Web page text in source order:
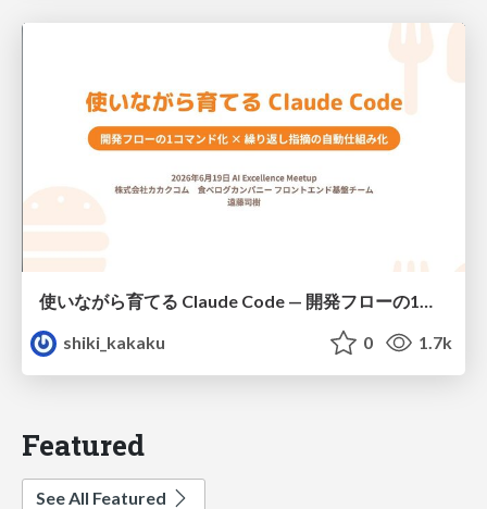
使いながら育てる Claude Code — 開発フローの1コマンド化 × 繰り返し指摘の自動仕組み化
shiki_kakaku
0 1.7k
Featured
See All Featured